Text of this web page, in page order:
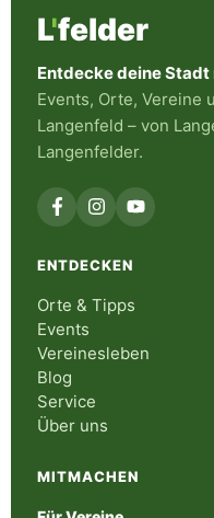
L'felder
Entdecke deine Stadt
Events, Orte, Vereine
Langenfeld – von
Langenfelder.
ENTDECKEN
Orte & Tipps
Events
Vereinesleben
Blog
Service
Über uns
MITMACHEN